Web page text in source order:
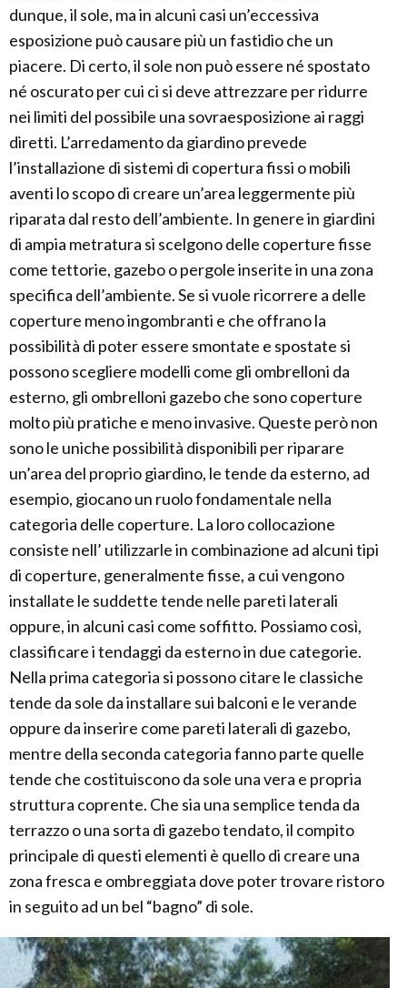
dunque, il sole, ma in alcuni casi un’eccessiva
esposizione può causare più un fastidio che un
piacere. Di certo, il sole non può essere né spostato
né oscurato per cui ci si deve attrezzare per ridurre
nei limiti del possibile una sovraesposizione ai raggi
diretti. L’arredamento da giardino prevede
l’installazione di sistemi di copertura fissi o mobili
aventi lo scopo di creare un’area leggermente più
riparata dal resto dell’ambiente. In genere in giardini
di ampia metratura si scelgono delle coperture fisse
come tettorie, gazebo o pergole inserite in una zona
specifica dell’ambiente. Se si vuole ricorrere a delle
coperture meno ingombranti e che offrano la
possibilità di poter essere smontate e spostate si
possono scegliere modelli come gli ombrelloni da
esterno, gli ombrelloni gazebo che sono coperture
molto più pratiche e meno invasive. Queste però non
sono le uniche possibilità disponibili per riparare
un’area del proprio giardino, le tende da esterno, ad
esempio, giocano un ruolo fondamentale nella
categoria delle coperture. La loro collocazione
consiste nell’ utilizzarle in combinazione ad alcuni tipi
di coperture, generalmente fisse, a cui vengono
installate le suddette tende nelle pareti laterali
oppure, in alcuni casi come soffitto. Possiamo così,
classificare i tendaggi da esterno in due categorie.
Nella prima categoria si possono citare le classiche
tende da sole da installare sui balconi e le verande
oppure da inserire come pareti laterali di gazebo,
mentre della seconda categoria fanno parte quelle
tende che costituiscono da sole una vera e propria
struttura coprente. Che sia una semplice tenda da
terrazzo o una sorta di gazebo tendato, il compito
principale di questi elementi è quello di creare una
zona fresca e ombreggiata dove poter trovare ristoro
in seguito ad un bel “bagno” di sole.